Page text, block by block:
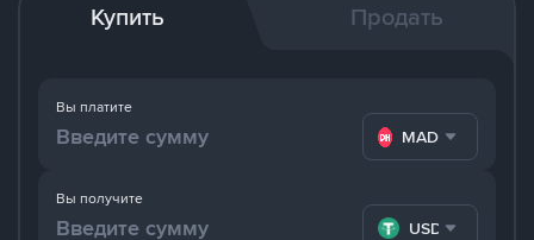
Купить Продать
Вы платите
MAD
Вы получите
USDT